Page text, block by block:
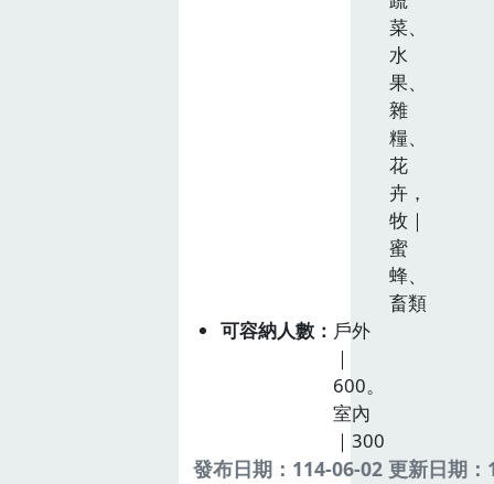
菜、
水
果、
雜
糧、
花
卉，
牧｜
蜜
蜂、
畜類
可容納人數
戶外
｜
600。
室內
｜300
發布日期：114-06-02 更新日期